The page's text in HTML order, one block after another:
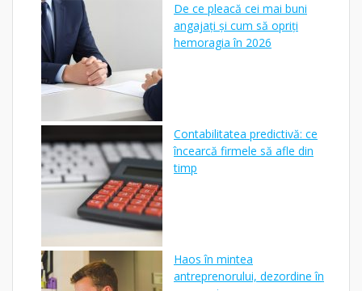
De ce pleacă cei mai buni
angajați și cum să opriți
hemoragia în 2026
Contabilitatea predictivă: ce
încearcă firmele să afle din
timp
Haos în mintea
antreprenorului, dezordine în